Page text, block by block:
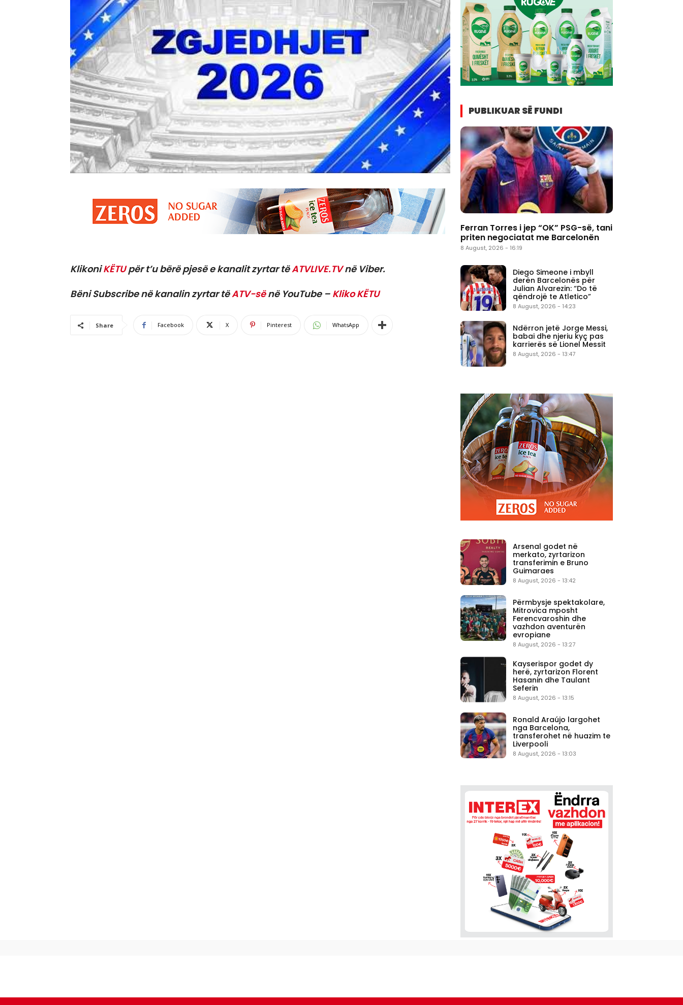
KlikoniKËTUpër t’u bërë pjesë e kanalit zyrtar tëATVLIVE.TVnë Viber.
Bëni Subscribe në kanalin zyrtar tëATV-sënë YouTube – Kliko KËTU
Share Facebook X Pinterest WhatsApp
PUBLIKUAR SË FUNDI
Ferran Torres i jep “OK” PSG-së, tani
priten negociatat me Barcelonën
8 August, 2026 - 16:19
Diego Simeone i mbyll
derën Barcelonës për
Julian Alvarezin: “Do të
qëndrojë te Atletico”
8 August, 2026 - 14:23
Ndërron jetë Jorge Messi,
babai dhe njeriu kyç pas
karrierës së Lionel Messit
8 August, 2026 - 13:47
Arsenal godet në
merkato, zyrtarizon
transferimin e Bruno
Guimaraes
8 August, 2026 - 13:42
Përmbysje spektakolare,
Mitrovica mposht
Ferencvaroshin dhe
vazhdon aventurën
evropiane
8 August, 2026 - 13:27
Kayserispor godet dy
herë, zyrtarizon Florent
Hasanin dhe Taulant
Seferin
8 August, 2026 - 13:15
Ronald Araújo largohet
nga Barcelona,
transferohet në huazim te
Liverpooli
8 August, 2026 - 13:03